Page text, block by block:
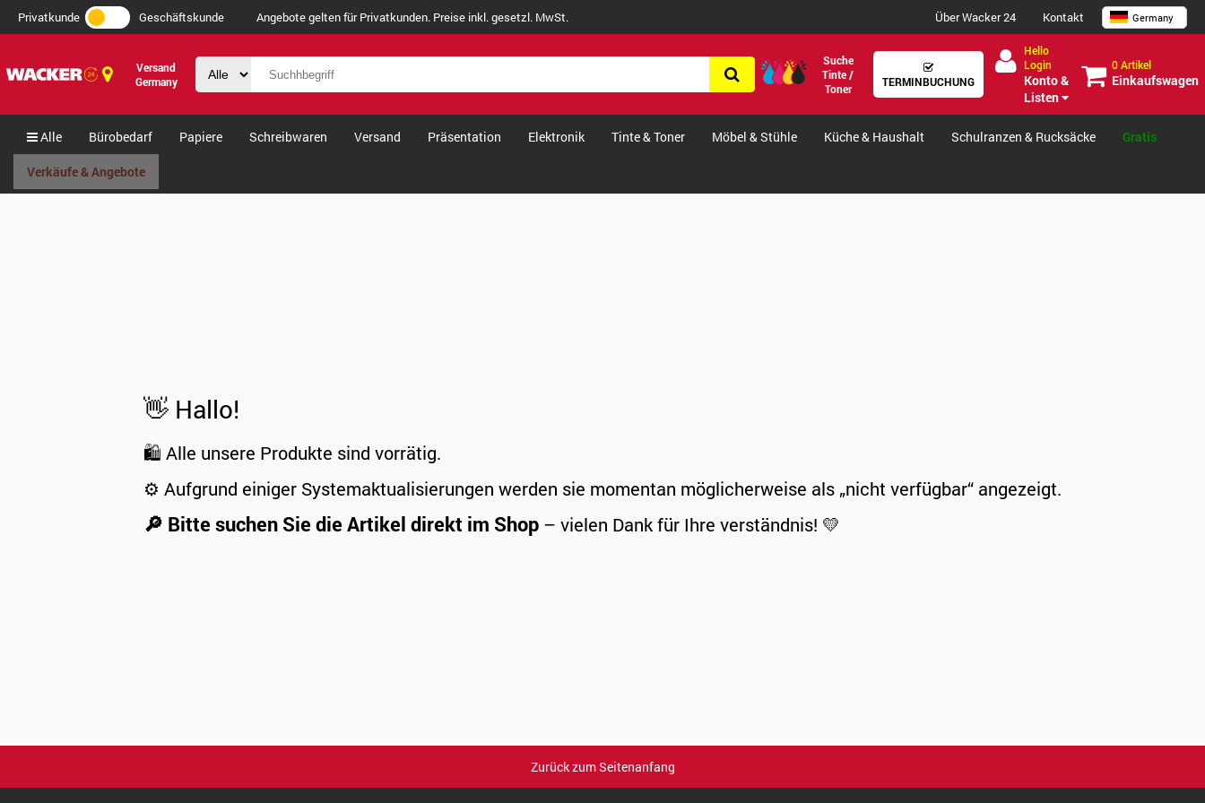
Privatkunde Geschäftskunde Angebote gelten für Privatkunden. Preise inkl. gesetzl. MwSt. Über Wacker 24 Kontakt Germany
Versand
Germany
Suche
Tinte /
Toner
TERMINBUCHUNG
Hello
Login
Konto &
Listen
0 Artikel
Einkaufswagen
Alle Bürobedarf Papiere Schreibwaren Versand Präsentation Elektronik Tinte & Toner Möbel & Stühle Küche & Haushalt Schulranzen & Rucksäcke Gratis
Verkäufe & Angebote
👋 Hallo!
🛍️ Alle unsere Produkte sind vorrätig.
⚙️ Aufgrund einiger Systemaktualisierungen werden sie momentan möglicherweise als „nicht verfügbar“ angezeigt.
🔎 Bitte suchen Sie die Artikel direkt im Shop – vielen Dank für Ihre verständnis! 💛
Zurück zum Seitenanfang